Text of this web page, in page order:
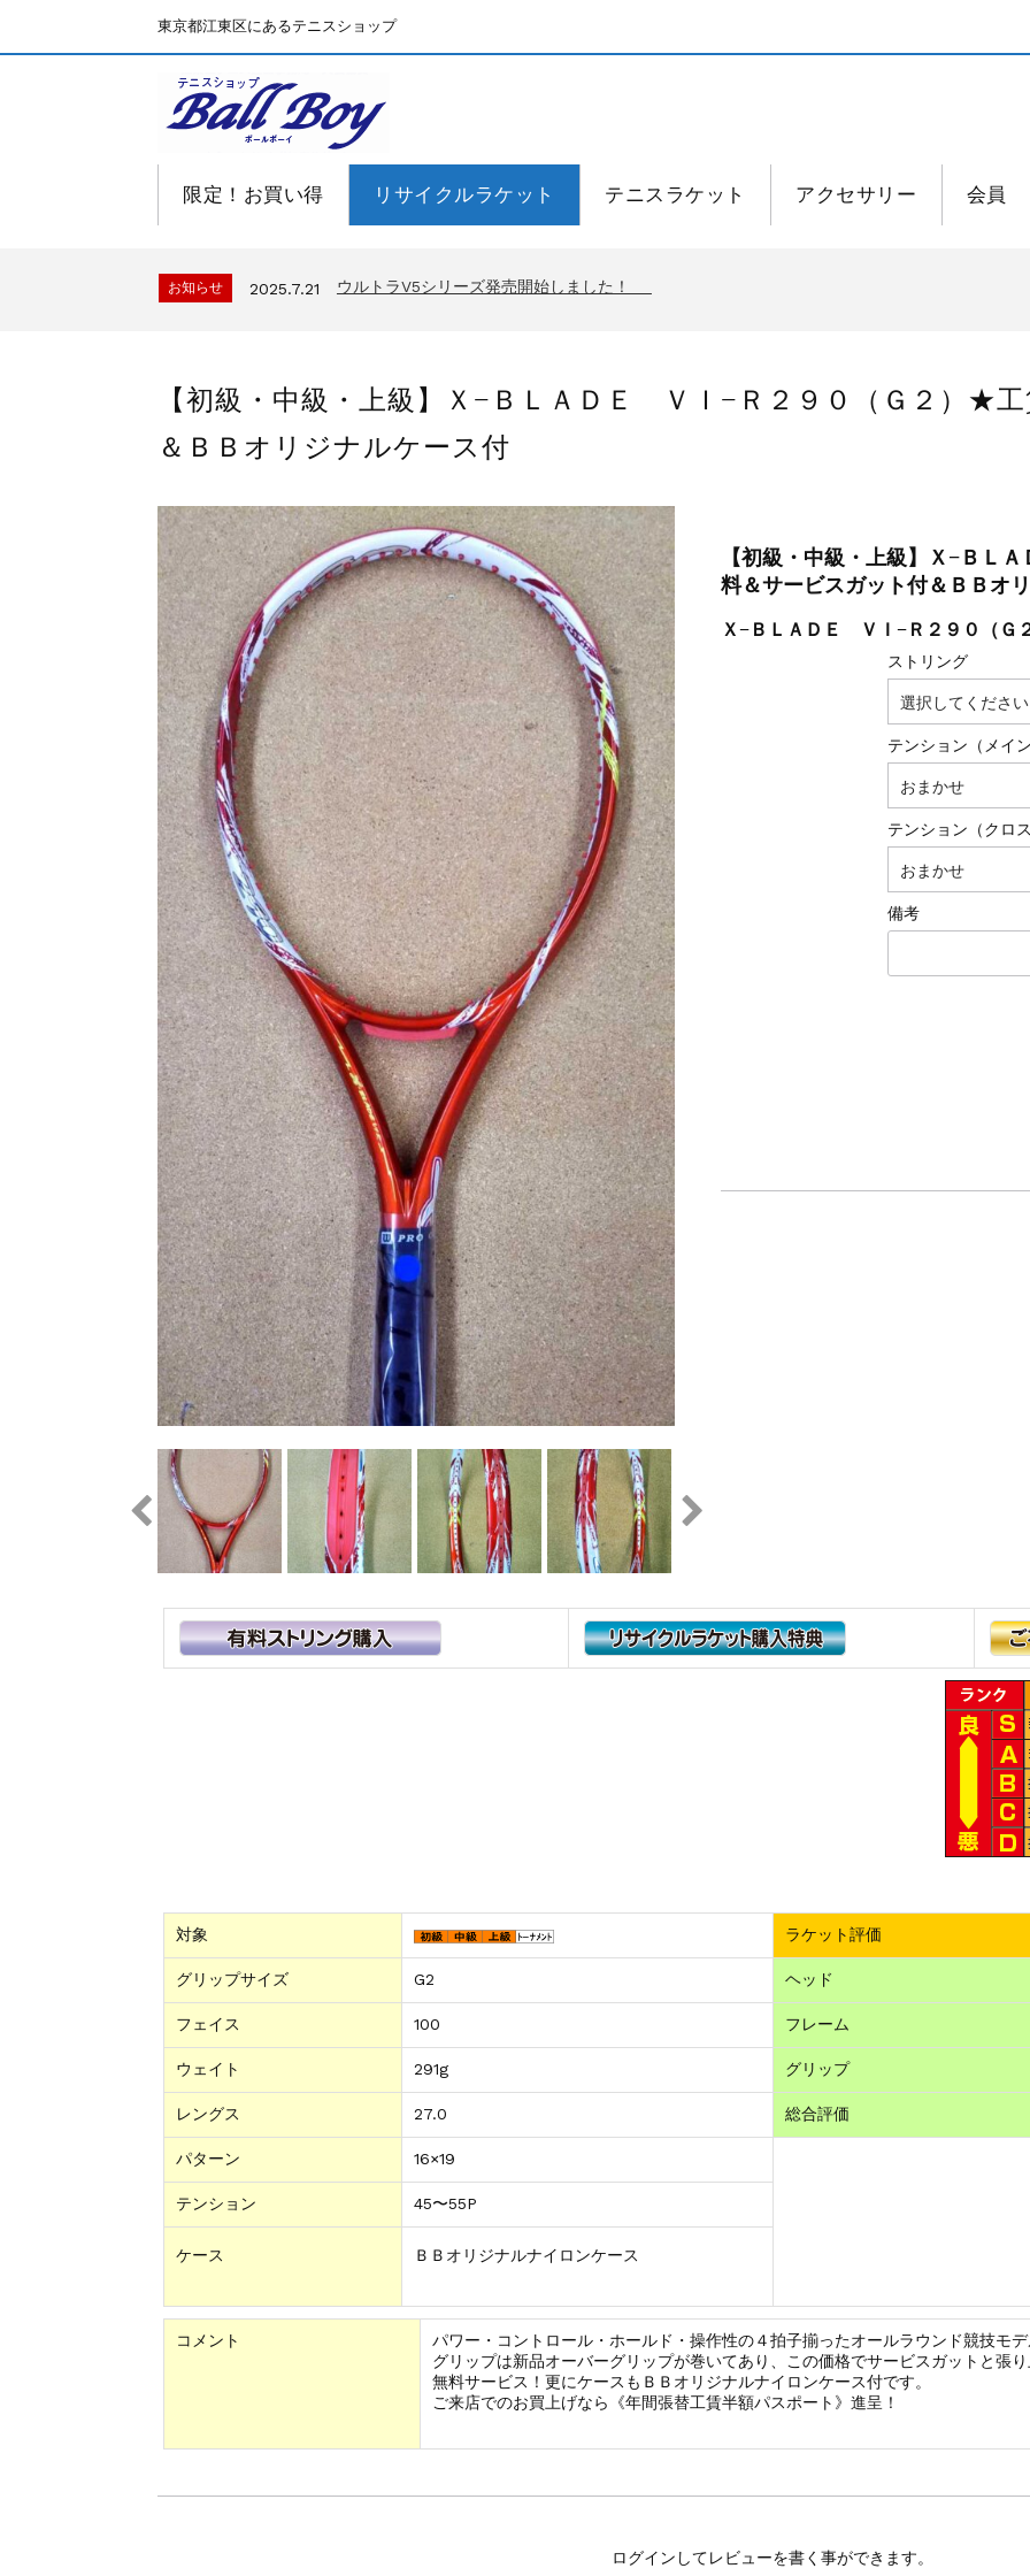
東京都江東区にあるテニスショップ
限定！お買い得 リサイクルラケット テニスラケット アクセサリー 会員
お知らせ 2025.7.21 ウルトラV5シリーズ発売開始しました！
【初級・中級・上級】Ｘ−ＢＬＡＤＥ ＶＩ−Ｒ２９０（Ｇ２）★
＆ＢＢオリジナルケース付
【初級・中級・上級】Ｘ−ＢＬ
料＆サービスガット付＆ＢＢオ
Ｘ−ＢＬＡＤＥ ＶＩ−Ｒ２９０（Ｇ
ストリング
テンション（メイ
テンション（クロ
備考
対象 ラケット評価
グリップサイズ G2 ヘッド
フェイス 100 フレーム
ウェイト 291g グリップ
レングス 27.0 総合評価
パターン 16×19
テンション 45〜55P
ケース ＢＢオリジナルナイロンケース
コメント
パワー・コントロール・ホールド・操作性の４拍子揃ったオールラウンド競技モ
グリップは新品オーバーグリップが巻いてあり、この価格でサービスガットと張
無料サービス！更にケースもＢＢオリジナルナイロンケース付です。
ご来店でのお買上げなら《年間張替工賃半額パスポート》進呈！
ログインしてレビューを書く事ができます。